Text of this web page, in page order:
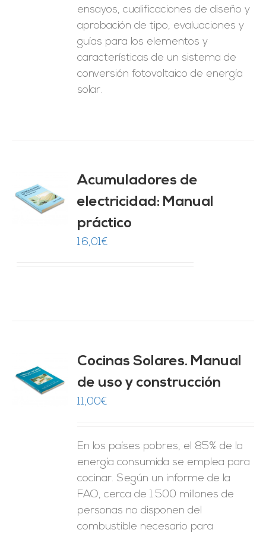
ensayos, cualificaciones de diseño y
aprobación de tipo, evaluaciones y
guías para los elementos y
características de un sistema de
conversión fotovoltaico de energía
solar.
Acumuladores de
electricidad: Manual
práctico
16,01€
Cocinas Solares. Manual
de uso y construcción
11,00€
En los países pobres, el 85% de la
energía consumida se emplea para
cocinar. Según un informe de la
FAO, cerca de 1.500 millones de
personas no disponen del
combustible necesario para